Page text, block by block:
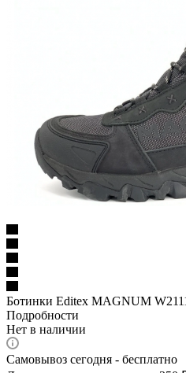
Ботинки Editex MAGNUM
Подробности
Нет в наличии
Самовывоз сегодня - бесплатно